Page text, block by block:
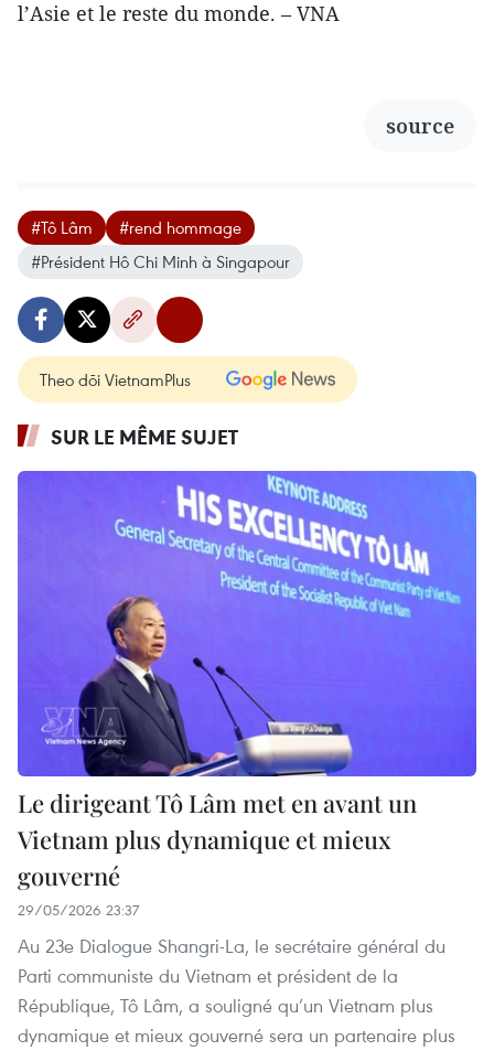
l’Asie et le reste du monde. – VNA
source
#Tô Lâm
#rend hommage
#Président Hô Chi Minh à Singapour
Theo dõi VietnamPlus
SUR LE MÊME SUJET
Le dirigeant Tô Lâm met en avant un
Vietnam plus dynamique et mieux
gouverné
29/05/2026 23:37
Au 23e Dialogue Shangri-La, le secrétaire général du
Parti communiste du Vietnam et président de la
République, Tô Lâm, a souligné qu’un Vietnam plus
dynamique et mieux gouverné sera un partenaire plus